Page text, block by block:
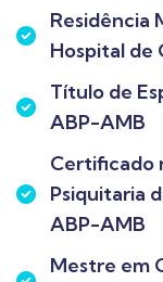
Residência
Hospital de
Título de
ABP-AMB
Certificado
Psiquitaria
ABP-AMB
Mestre em